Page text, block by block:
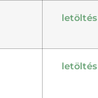
letöltés
letöltés